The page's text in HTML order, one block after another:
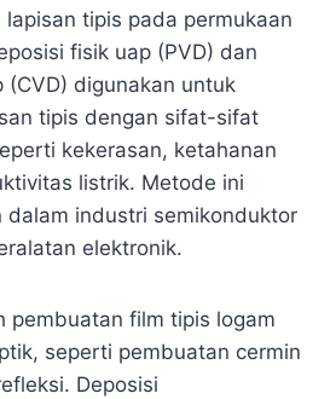
tipis pada permukaan
fisik uap (PVD) dan
(CVD) digunakan untuk
tipis dengan sifat-sifat
kekerasan, ketahanan
listrik. Metode ini
dalam industri semikonduktor
elektronik.
pembuatan film tipis logam
seperti pembuatan cermin
Deposisi